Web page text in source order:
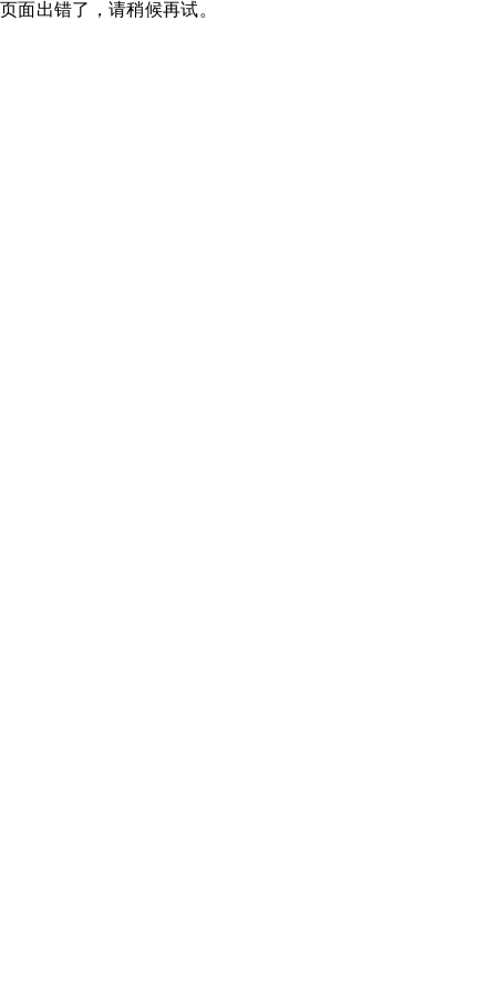
页面出错了，请稍候再试。